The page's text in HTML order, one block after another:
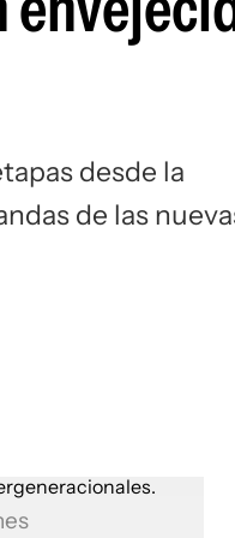
desde la
de las